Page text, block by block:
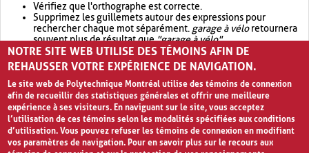
Vérifiez que l'orthographe est correcte.
Supprimez les guillemets autour des expressions pour
rechercher chaque mot séparément. garage à véloretournera
souvent plus de résultat que"garage à vélo".
Envisagez d'élargir votre recherche avec OR.garage OR vélo
retournera souvent plus de résultat quegarage à vélo
NOTRE SITE WEB UTILISE DES TÉMOINS AFIN DE
REHAUSSER VOTRE EXPÉRIENCE DE NAVIGATION.
Le site web de Polytechnique Montréal utilise des témoins de connexion
afin de recueillir des statistiques générales et offrir une meilleure
expérience à ses visiteurs. En naviguant sur le site, vous acceptez
l’utilisation de ces témoins selon les modalités spécifiées aux conditions
d’utilisation. Vous pouvez refuser les témoins de connexion en modifiant
vos paramètres de navigation. Pour en savoir plus sur le recours aux